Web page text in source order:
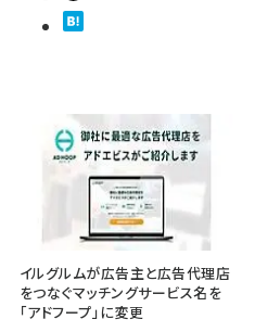
イルグルムが広告主と広告代理店
をつなぐマッチングサービス名を
「アドフープ」に変更